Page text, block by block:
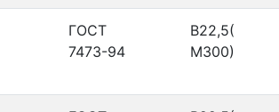
ГОСТ
7473-94
В22,5(
М300)